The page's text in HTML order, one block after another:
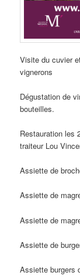
Visite du cuvier
vignerons
Dégustation de
bouteilles.
Restauration les
traiteur Lou
Assiette de
Assiette de
Assiette de
Assiette de
Assiette burgers